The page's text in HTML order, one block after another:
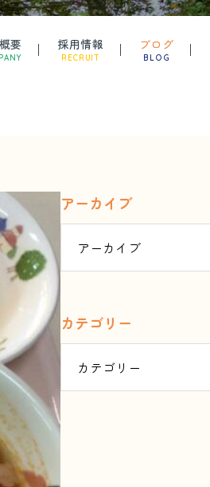
要 採用情報
RECRUIT
ブログ
BLOG
アーカイブ
カテゴリー